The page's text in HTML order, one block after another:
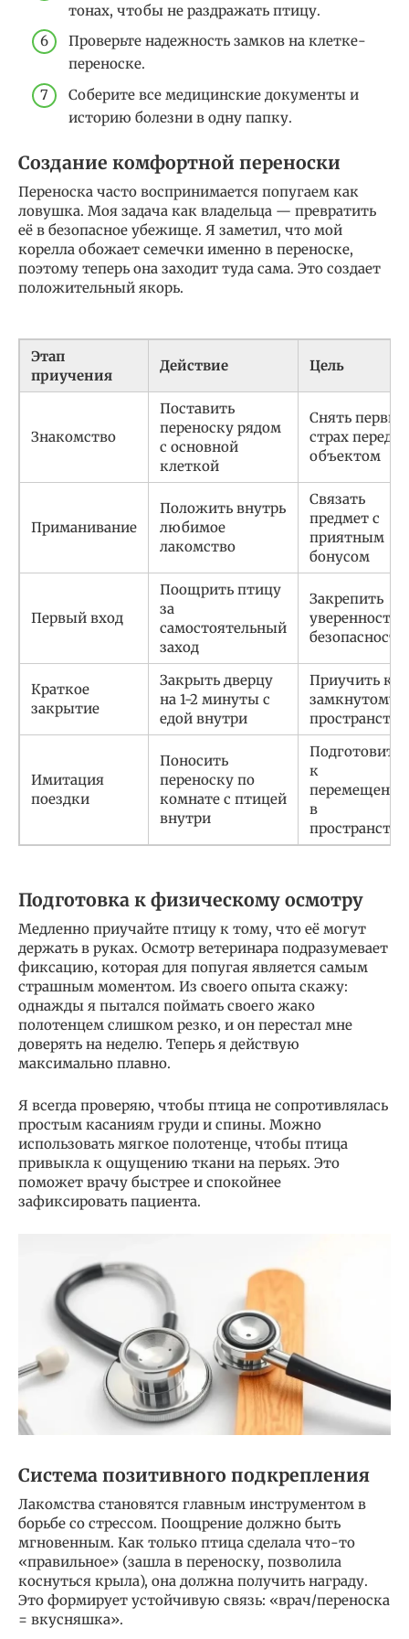
тонах, чтобы не раздражать птицу.
Проверьте надежность замков на клетке-
переноске.
Соберите все медицинские документы и
историю болезни в одну папку.
Создание комфортной переноски
Переноска часто воспринимается попугаем как
ловушка. Моя задача как владельца — превратить
её в безопасное убежище. Я заметил, что мой
корелла обожает семечки именно в переноске,
поэтому теперь она заходит туда сама. Это создает
положительный якорь.
Этап
приучения
Действие Цель
Знакомство
Поставить
переноску рядом
с основной
клеткой
Снять первый
страх перед
объектом
Приманивание
Положить внутрь
любимое
лакомство
Связать
предмет с
приятным
бонусом
Первый вход
Поощрить птицу
за
самостоятельный
заход
Закрепить
уверенность в
безопасности
Краткое
закрытие
Закрыть дверцу
на 1-2 минуты с
едой внутри
Приучить к
замкнутому
пространству
Имитация
поездки
Поносить
переноску по
комнате с птицей
внутри
Подготовить
к
в
пространстве
Подготовка к физическому осмотру
Медленно приучайте птицу к тому, что её могут
держать в руках. Осмотр ветеринара подразумевает
фиксацию, которая для попугая является самым
страшным моментом. Из своего опыта скажу:
однажды я пытался поймать своего жако
полотенцем слишком резко, и он перестал мне
доверять на неделю. Теперь я действую
максимально плавно.
Я всегда проверяю, чтобы птица не сопротивлялась
простым касаниям груди и спины. Можно
использовать мягкое полотенце, чтобы птица
привыкла к ощущению ткани на перьях. Это
поможет врачу быстрее и спокойнее
зафиксировать пациента.
Система позитивного подкрепления
Лакомства становятся главным инструментом в
борьбе со стрессом. Поощрение должно быть
мгновенным. Как только птица сделала что-то
«правильное» (зашла в переноску, позволила
коснуться крыла), она должна получить награду.
Это формирует устойчивую связь: «врач/переноска
= вкусняшка».